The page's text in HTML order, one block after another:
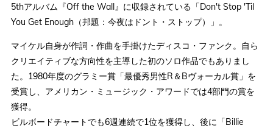
5thアルバム『Off the Wall』に収録されている「Don't Stop 'Til
You Get Enough（邦題：今夜はドント・ストップ）」。
マイケル自身が作詞・作曲を手掛けたディスコ・ファンク。自ら
クリエイティブな方向性を主導した初のソロ作品でもありまし
た。1980年度のグラミー賞「最優秀男性R＆Bヴォーカル賞」を
受賞し、アメリカン・ミュージック・アワードでは4部門の賞を
獲得。
ビルボードチャートでも6週連続で1位を獲得し、後に「Billie